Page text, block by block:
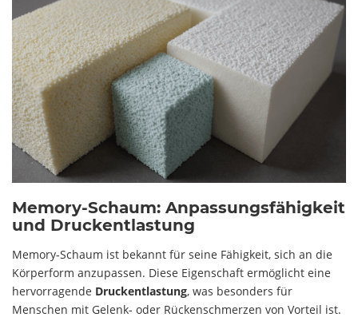
Memory-Schaum: Anpassungsfähigkeit
und Druckentlastung
Memory-Schaum ist bekannt für seine Fähigkeit, sich an die
Körperform anzupassen. Diese Eigenschaft ermöglicht eine
hervorragende Druckentlastung, was besonders für
Menschen mit Gelenk- oder Rückenschmerzen von Vorteil ist.